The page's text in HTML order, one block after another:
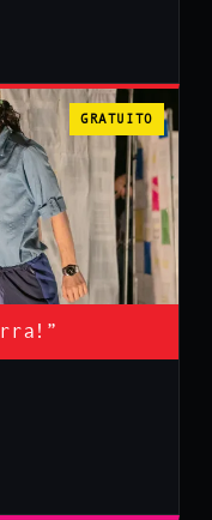
GRATUITO